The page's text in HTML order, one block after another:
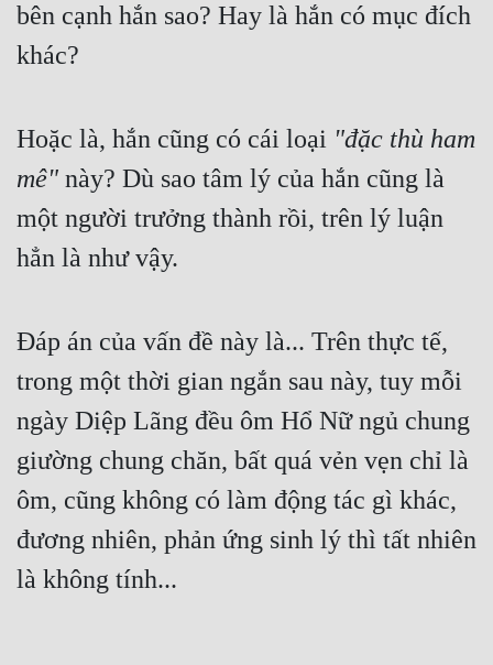
bên cạnh hắn sao? Hay là hắn có mục đích
khác?
Hoặc là, hắn cũng có cái loại "đặc thù ham
mê" này? Dù sao tâm lý của hắn cũng là
một người trưởng thành rồi, trên lý luận
hẳn là như vậy.
Đáp án của vấn đề này là... Trên thực tế,
trong một thời gian ngắn sau này, tuy mỗi
ngày Diệp Lãng đều ôm Hổ Nữ ngủ chung
giường chung chăn, bất quá vẻn vẹn chỉ là
ôm, cũng không có làm động tác gì khác,
đương nhiên, phản ứng sinh lý thì tất nhiên
là không tính...